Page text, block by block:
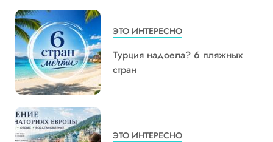
ЭТО ИНТЕРЕСНО
Турция надоела? 6 пляжных
стран
ЭТО ИНТЕРЕСНО